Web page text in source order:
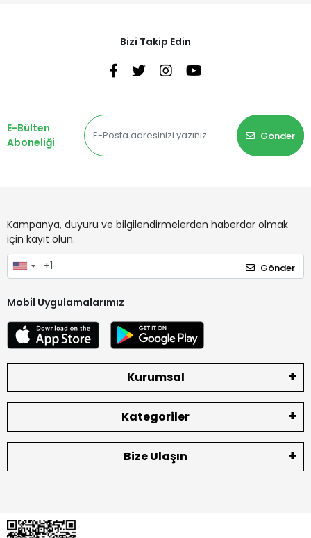
Bizi Takip Edin
E-Bülten
Aboneliği
Gönder
Kampanya, duyuru ve bilgilendirmelerden haberdar olmak
için kayıt olun.
Gönder
Mobil Uygulamalarımız
Kurumsal
Kategoriler
Bize Ulaşın